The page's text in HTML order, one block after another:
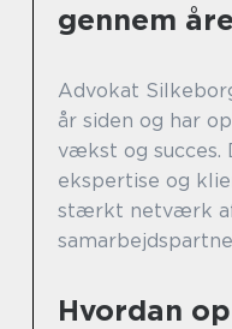
gennem
Advokat
år siden og har
vækst og succes.
ekspertise og
stærkt netværk
Hvordan